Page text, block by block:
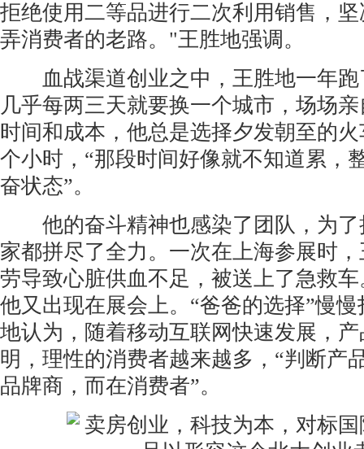
拒绝使用二等品进行二次利用销售，
弄消费者的老路。"王胜地强调。
血战渠道创业之中，王胜地一年跑
几乎每两三天就要换一个城市，场场
时间和成本，他总是选择夕发朝至的
个小时，“那段时间好像就不知道累，
奋状态”。
他的奋斗精神也感染了团队，为了
家都拼尽了全力。一次在上海参展时
劳导致心脏供血不足，被送上了急救
他又出现在展会上。“爸爸的选择”慢
地认为，随着移动互联网快速发展，
明，理性的消费者越来越多，“判断产
品牌商，而在消费者”。